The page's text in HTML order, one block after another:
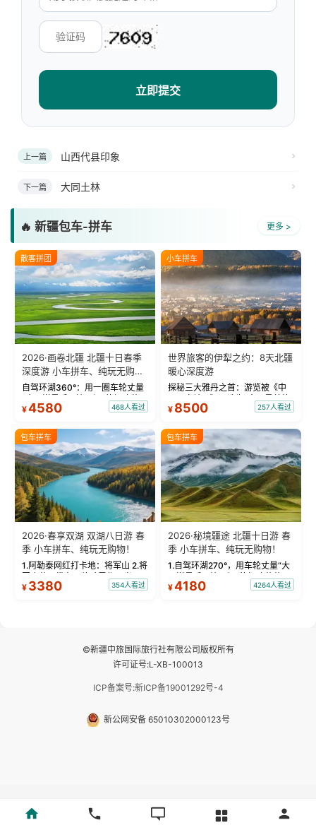
立即提交
上一篇 山西代县印象
下一篇 大同土林
🔥 新疆包车-拼车 更多 >
散客拼团
2026·画卷北疆 北疆十日春季
深度游 小车拼车、纯玩无购
物！
自驾环湖360°：用一圈车轮丈量
“大西洋最后一滴眼泪”的极致蔚
蓝。 赛湖旅拍：甄选多款风格服
绝美瞬间。 赛湖坦克300跟车视
频：专业摄影师...
¥4580 468人看过
小车拼车
世界旅客的伊犁之约：8天北疆
暖心深度游
探秘三大雅丹之首：游览被《中
国国家地理》评选为“中国最美的
三大雅丹”第一名的克拉玛依魔鬼
瓦人最大村落——禾木村，欣赏
晨雾与小木...
¥ 8500 257人看过
包车拼车
2026·春享双湖 双湖八日游 春
季 小车拼车、纯玩无购物！
1.阿勒泰网红打卡地：将军山 2.将
军山落日缆车，体验雪都风光 3.
将军山，夕阳派对，蹦迪party 4.
¥ 3380 354人看过
包车拼车
2026·秘境疆途 北疆十日游 春
季 小车拼车、纯玩无购物！
1.自驾环湖270°，用车轮丈量“大
西洋最后一滴眼泪”的极致蔚蓝，
让雪山、花海与深邃湖水在转弯
¥4180 4264人看过
©新疆中旅国际旅行社有限公司版权所有
许可证号:L-XB-100013
ICP备案号:新ICP备19001292号-4
新公网安备 65010302000123号